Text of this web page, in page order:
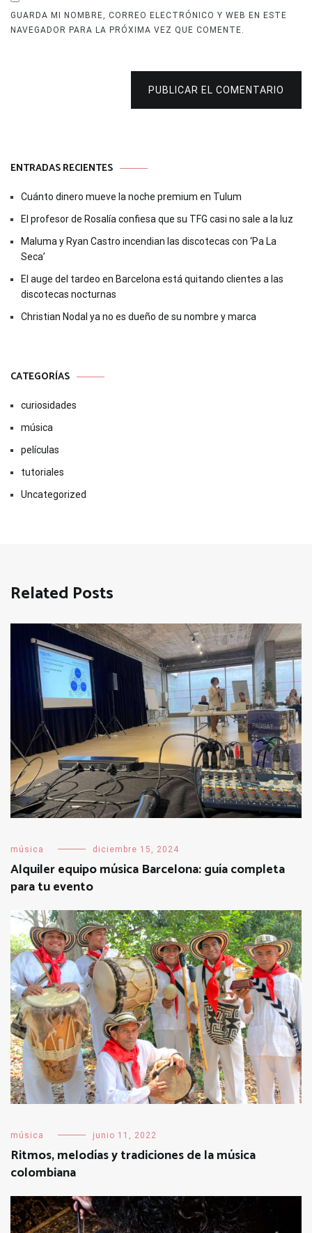
GUARDA MI NOMBRE, CORREO ELECTRÓNICO Y WEB EN ESTE
NAVEGADOR PARA LA PRÓXIMA VEZ QUE COMENTE.
PUBLICAR EL COMENTARIO
ENTRADAS RECIENTES
Cuánto dinero mueve la noche premium en Tulum
El profesor de Rosalía confiesa que su TFG casi no sale a la luz
Maluma y Ryan Castro incendian las discotecas con ‘Pa La
Seca’
El auge del tardeo en Barcelona está quitando clientes a las
discotecas nocturnas
Christian Nodal ya no es dueño de su nombre y marca
CATEGORÍAS
curiosidades
música
películas
tutoriales
Uncategorized
Related Posts
música diciembre 15, 2024
Alquiler equipo música Barcelona: guía completa
para tu evento
música junio 11, 2022
Ritmos, melodías y tradiciones de la música
colombiana